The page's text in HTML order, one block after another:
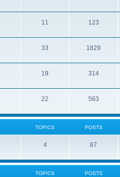
11 123
33 1829
19 314
22 563
TOPICS POSTS
4 87
TOPICS POSTS